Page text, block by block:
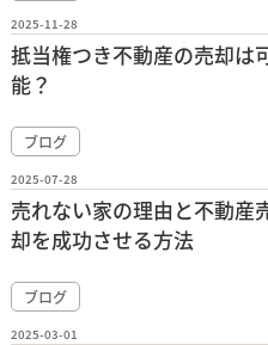
2025-11-28
抵当権つき不動産の売却は
能？
ブログ
2025-07-28
売れない家の理由と不動産
却を成功させる方法
ブログ
2025-03-01